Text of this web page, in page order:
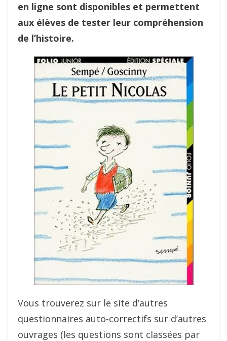
en ligne sont disponibles et permettent
aux élèves de tester leur compréhension
de l’histoire.
Vous trouverez sur le site d’autres
questionnaires auto-correctifs sur d’autres
ouvrages (les questions sont classées par